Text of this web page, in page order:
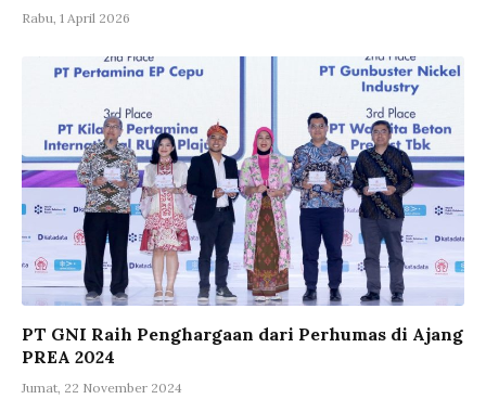
Rabu, 1 April 2026
PT GNI Raih Penghargaan dari Perhumas di Ajang
PREA 2024
Jumat, 22 November 2024